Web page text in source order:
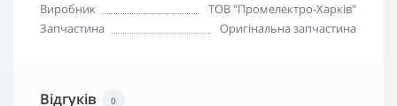
Виробник
ТОВ "Промелектро-Харків"
Запчастина
Оригінальна запчастина
Відгуків 0